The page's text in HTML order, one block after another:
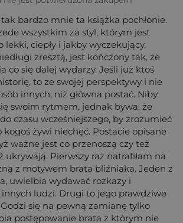
tak bardzo mnie ta książka pochłonie.
wszystkim za styl, którym jest
lekki, ciepły i jakby wyczekujący.
zresztą, jest kończony tak, że
co się dalej wydarzy. Jeśli już ktoś
to ze swojej perspektywy i nie
innych, niż główna postać. Niby
swoim rytmem, jednak bywa, że
czasu wcześniejszego, by zrozumieć
żywi niechęć. Postacie opisane
ważne jest co przenoszą czy też
ukrywają. Pierwszy raz natrafiłam na
z motywem brata bliźniaka. Jeden z
uwielbia wydawać rozkazy i
ludzi. Drugi to jego prawdziwe
się na pewną zamianę tylko
postępowanie brata z którym nie